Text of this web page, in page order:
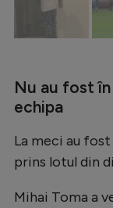
Nu au fost
echipa
La meci au
prins lotul din
Mihai Toma a